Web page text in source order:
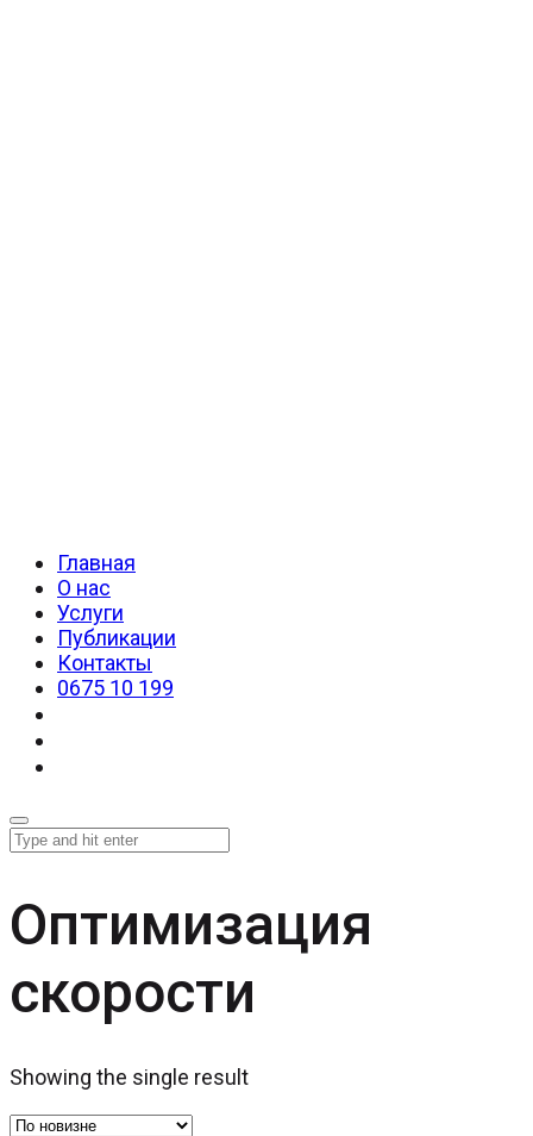
Главная
О нас
Услуги
Публикации
Контакты
0675 10 199
Оптимизация
скорости
Showing the single result